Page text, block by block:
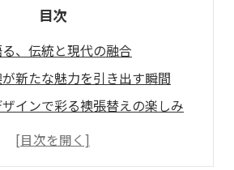
目次
、伝統と現代の融合
新たな魅力を引き出す瞬間
インで彩る襖張替えの楽しみ
る、こだわりの襖リフォーム